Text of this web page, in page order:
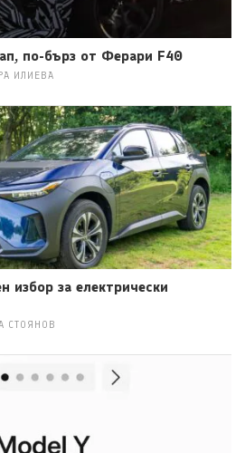
по-бърз от Ферари F40
ИЛИЕВА
избор за електрически
СТОЯНОВ